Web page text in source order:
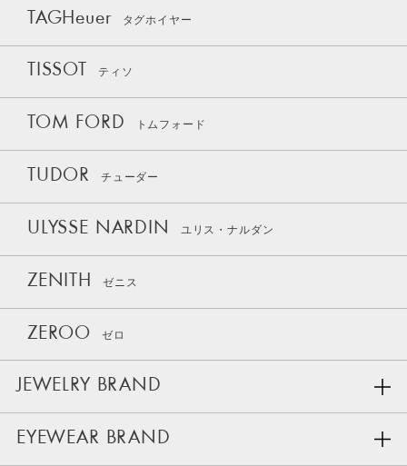
TAGHeuer タグホイヤー
TISSOT ティソ
TOM FORD トムフォード
TUDOR チューダー
ULYSSE NARDIN ユリス・ナルダン
ZENITH ゼニス
ZEROO ゼロ
JEWELRY BRAND
EYEWEAR BRAND